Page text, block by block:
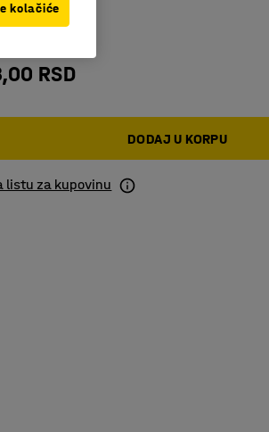
RSD
DODAJ U KORPU
listu za kupovinu
kolačiće